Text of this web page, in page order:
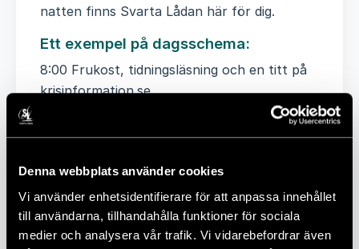
Denna webbplats använder cookies
Vi använder enhetsidentifierare för att anpassa innehållet
till användarna, tillhandahålla funktioner för sociala
medier och analysera vår trafik. Vi vidarebefordrar även
natten finns Svarta Lådan här för dig.
Ett exempel på dagsschema:
8:00 Frukost, tidningsläsning och en titt på
krisinformation.se.
äldre person i din närhet. Fråga och lyssna.
11:00 Gör 10 armhävningar och 10 knäböj.